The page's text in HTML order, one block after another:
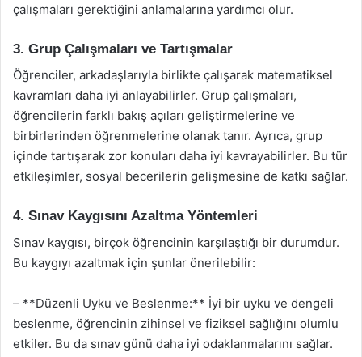
çalışmaları gerektiğini anlamalarına yardımcı olur.
3. Grup Çalışmaları ve Tartışmalar
Öğrenciler, arkadaşlarıyla birlikte çalışarak matematiksel
kavramları daha iyi anlayabilirler. Grup çalışmaları,
öğrencilerin farklı bakış açıları geliştirmelerine ve
birbirlerinden öğrenmelerine olanak tanır. Ayrıca, grup
içinde tartışarak zor konuları daha iyi kavrayabilirler. Bu tür
etkileşimler, sosyal becerilerin gelişmesine de katkı sağlar.
4. Sınav Kaygısını Azaltma Yöntemleri
Sınav kaygısı, birçok öğrencinin karşılaştığı bir durumdur.
Bu kaygıyı azaltmak için şunlar önerilebilir:
– **Düzenli Uyku ve Beslenme:** İyi bir uyku ve dengeli
beslenme, öğrencinin zihinsel ve fiziksel sağlığını olumlu
etkiler. Bu da sınav günü daha iyi odaklanmalarını sağlar.